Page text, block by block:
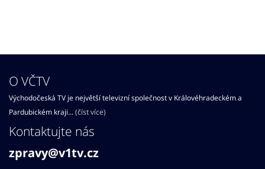
O VČTV
Východočeská TV je největší televizní společnost v Královéhradeckém a
Pardubickém kraji...(číst více)
Kontaktujte nás
zpravy@v1tv.cz